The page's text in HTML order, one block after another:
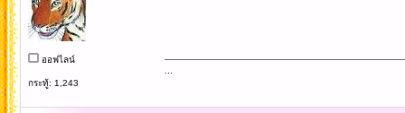
ออฟไลน์
กระทู้: 1,243